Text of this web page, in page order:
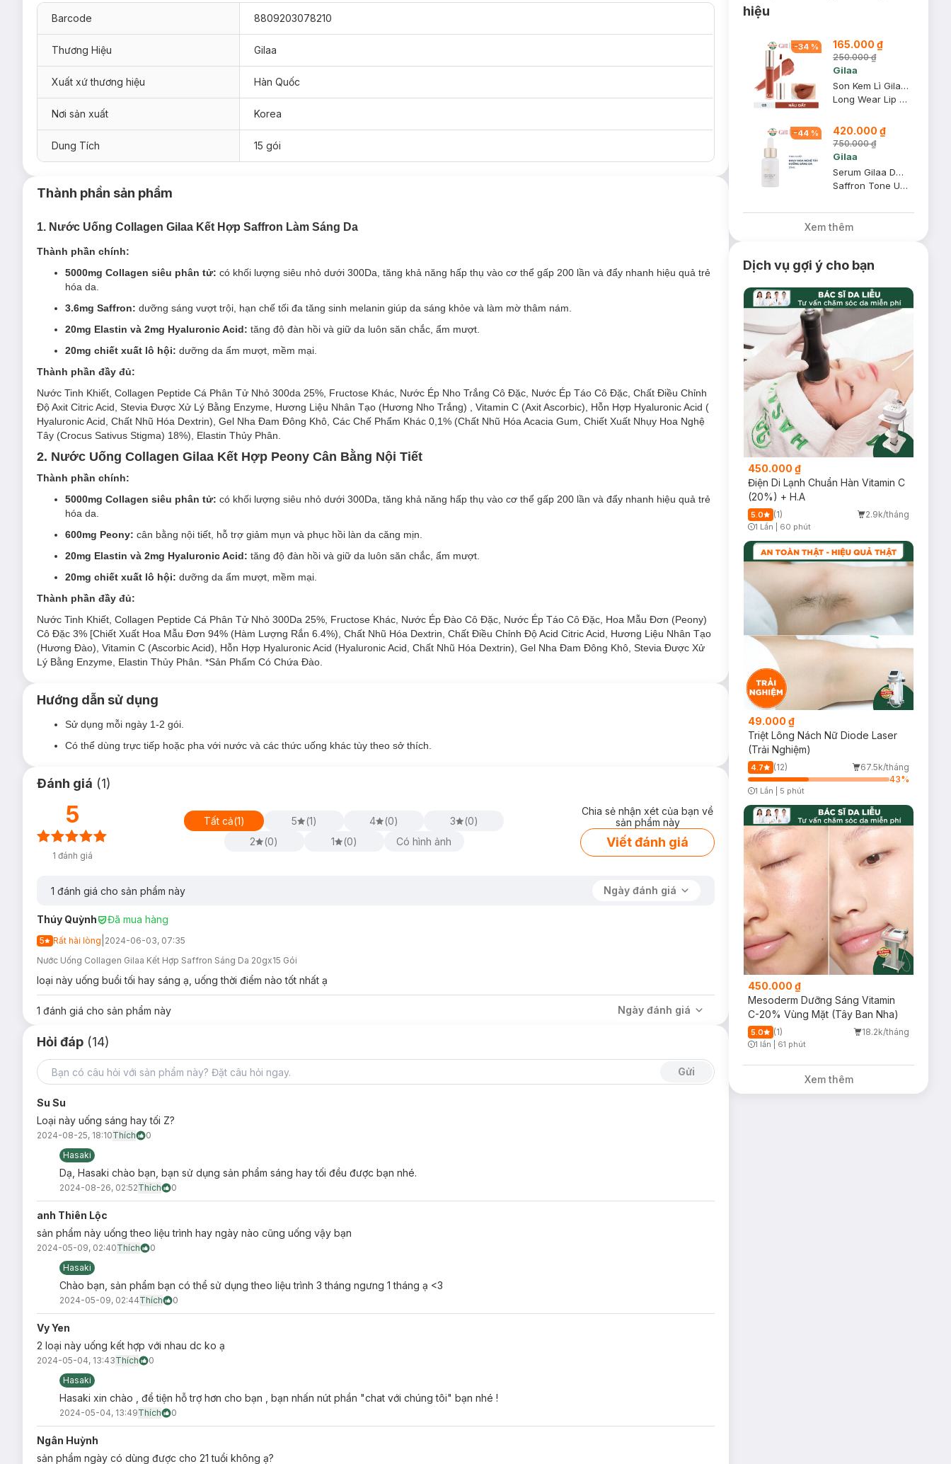
Ưu thế nổi bật:
5000mg Collagen siêu phân tửcó khối lượng siêu nhỏ dưới 300Da, tăng khả năng hấp thụ vào cơ thể gấp 200 lần và đẩy nhanh hiệu quả trẻ
hóa da.
3.6mg Saffron
20mg Elastin và 2mg Hyaluronic Acidtăng độ đàn hồi và giữ da luôn săn chắc, ẩm mượt.
20mg chiết xuất lô hộidưỡng da ẩm mượt, mềm mại.
Hương nho tươi mát, không tanh, dễ uống.
2. Nước Uống Collagen Gilaa Kết Hợp Peony Cân Bằng Nội Tiết
Nước Uống Collagen Gilaa 5K Bright Booster With Peonyáp dụng công nghệ hiện đại nhất hiện nay đó là thủy phân hoàn toàn để đưa Collagen
(từ cá) thành đơn vị nhỏ nhất chỉ từ 300Da trở xuống (nhỏ hơn 10 lần Collagen Peptide thông thường) nên có thể được hấp thụ vào cơ thể nhanh gấp
200 lần, mang lại hiệu quả nhanh và vượt trội hơn. Ngoài hàm lượng cao 5000mg Collagen Siêu Phân Tử, sản phẩm còn kết hợp thêm Elastin, HA và
Peony giúp đẩy nhanh quá trình trẻ hóa trẻ hóa, giúp da săn chắc, đàn hồi, điều hòa hormone, hỗ trợ giảm mụn, phục hồi căng mịn và cân bằng nội
tiết.
5000mg Collagen siêu phân tử
hóa da.
600mg Peony
cân bằng nội tiết, hỗ trợ giảm mụn và phục hồi làn da căng mịn.
20mg chiết xuất lô hội
Hương đào ngọt ngào, không tanh, dễ uống.
Bảo quản:
Nơi khô ráo thoáng mát.
Tránh ánh nắng trực tiếp, nơi có nhiệt độ cao hoặc ẩm ướt.
Đậy nắp kín sau khi sử dụng.
Thông số sản phẩm:
Dung tích:
15 Gói (20g/ Gói)
Xuất xứ thương hiệu:
Sản xuất tại:Hàn Quốc
Barcode 8809203078210
Thương Hiệu Gilaa
Xuất xứ thương hiệu Hàn Quốc
Nơi sản xuất Korea
Dung Tích 15 gói
Thành phần sản phẩm
1. Nước Uống Collagen Gilaa Kết Hợp Saffron Làm Sáng Da
Thành phần chính:
5000mg Collagen siêu phân tử: có khối lượng siêu nhỏ dưới 300Da, tăng khả năng hấp thụ vào cơ thể gấp 200 lần và đẩy nhanh hiệu quả trẻ
hóa da.
3.6mg Saffron: dưỡng sáng vượt trội, hạn chế tối đa tăng sinh melanin giúp da sáng khỏe và làm mờ thâm nám.
20mg Elastin và 2mg Hyaluronic Acid: tăng độ đàn hồi và giữ da luôn săn chắc, ẩm mượt.
20mg chiết xuất lô hội: dưỡng da ẩm mượt, mềm mại.
Thành phần đầy đủ:
Nước Tinh Khiết, Collagen Peptide Cá Phân Tử Nhỏ 300da 25%, Fructose Khác, Nước Ép Nho Trắng Cô Đặc, Nước Ép Táo Cô Đặc, Chất Điều Chỉnh
Độ Axit Citric Acid, Stevia Được Xử Lý Bằng Enzyme, Hương Liệu Nhân Tạo (Hương Nho Trắng) , Vitamin C (Axit Ascorbic), Hỗn Hợp Hyaluronic Acid (
Hyaluronic Acid, Chất Nhũ Hóa Dextrin), Gel Nha Đam Đông Khô, Các Chế Phẩm Khác 0,1% (Chất Nhũ Hóa Acacia Gum, Chiết Xuất Nhụy Hoa Nghệ
Tây (Crocus Sativus Stigma) 18%), Elastin Thủy Phân.
2. Nước Uống Collagen Gilaa Kết Hợp Peony Cân Bằng Nội Tiết
Thành phần chính:
5000mg Collagen siêu phân tử: có khối lượng siêu nhỏ dưới 300Da, tăng khả năng hấp thụ vào cơ thể gấp 200 lần và đẩy nhanh hiệu quả trẻ
hóa da.
600mg Peony: cân bằng nội tiết, hỗ trợ giảm mụn và phục hồi làn da căng mịn.
20mg Elastin và 2mg Hyaluronic Acid: tăng độ đàn hồi và giữ da luôn săn chắc, ẩm mượt.
20mg chiết xuất lô hội: dưỡng da ẩm mượt, mềm mại.
Thành phần đầy đủ:
Nước Tinh Khiết, Collagen Peptide Cá Phân Tử Nhỏ 300Da 25%, Fructose Khác, Nước Ép Đào Cô Đặc, Nước Ép Táo Cô Đặc, Hoa Mẫu Đơn (Peony)
Cô Đặc 3% [Chiết Xuất Hoa Mẫu Đơn 94% (Hàm Lượng Rắn 6.4%), Chất Nhũ Hóa Dextrin, Chất Điều Chỉnh Độ Acid Citric Acid, Hương Liệu Nhân Tạo
(Hương Đào), Vitamin C (Ascorbic Acid), Hỗn Hợp Hyaluronic Acid (Hyaluronic Acid, Chất Nhũ Hóa Dextrin), Gel Nha Đam Đông Khô, Stevia Được Xử
Lý Bằng Enzyme, Elastin Thủy Phân. *Sản Phẩm Có Chứa Đào.
Hướng dẫn sử dụng
Sử dụng mỗi ngày 1-2 gói.
Có thể dùng trực tiếp hoặc pha với nước và các thức uống khác tùy theo sở thích.
Đánh giá (1)
5
1 đánh giá
Tất cả(1) 5 (1) 4 (0) 3 (0)
2
(0) 1 (0) Có hình ảnh
Chia sẻ nhận xét của bạn về
sản phẩm này
Viết đánh giá
1 đánh giá cho sản phẩm này Ngày đánh giá
Thúy Quỳnh Đã mua hàng
5 Rất hài lòng 2024-06-03, 07:35
Nước Uống Collagen Gilaa Kết Hợp Saffron Sáng Da 20gx15 Gói
loại này uống buổi tối hay sáng ạ, uống thời điểm nào tốt nhất ạ
1 đánh giá cho sản phẩm này Ngày đánh giá
Hỏi đáp (14)
Gửi
Su Su
Loại này uống sáng hay tối Z?
2024-08-25, 18:10Thích
0
Hasaki
Dạ, Hasaki chào bạn, bạn sử dụng sản phẩm sáng hay tối đều được bạn nhé.
2024-08-26, 02:52Thích 0
anh Thiên Lộc
sản phẩm này uống theo liệu trình hay ngày nào cũng uống vậy bạn
2024-05-09, 02:40Thích
0
Hasaki
Chào bạn, sản phẩm bạn có thể sử dụng theo liệu trình 3 tháng ngưng 1 tháng ạ <3
2024-05-09, 02:44Thích 0
Vy Yen
2 loại này uống kết hợp với nhau dc ko ạ
2024-05-04, 13:43Thích
0
Hasaki
Hasaki xin chào , để tiện hỗ trợ hơn cho bạn , bạn nhấn nút phần "chat với chúng tôi" bạn nhé !
2024-05-04, 13:49Thích 0
Ngân Huỳnh
sản phẩm ngày có dùng được cho 21 tuổi không ạ?
hiệu
-34 % 165.000 ₫
250.000 ₫
Gilaa
Son Kem Lì Gilaa Thế Hệ Mới 03 Sunshine Day - Nâu Đất 5g
Long Wear Lip Cream
-44 % 420.000 ₫
750.000 ₫
Gilaa
Serum Gilaa Dưỡng Sáng Từ Nhụy Hoa Nghệ Tây 20ml
Saffron Tone Up Repair Serum
Xem thêm
Dịch vụ gợi ý cho bạn
450.000 ₫
Điện Di Lạnh Chuẩn Hàn Vitamin C
(20%) + H.A
5.0 (1) 2.9k/tháng
Timer Gray Icon
1 Lần 60 phút
49.000 ₫
Triệt Lông Nách Nữ Diode Laser
(Trải Nghiệm)
4.7 (12)
67.5k/tháng
43%
1 Lần 5 phút
450.000 ₫
Mesoderm Dưỡng Sáng Vitamin
C-20% Vùng Mặt (Tây Ban Nha)
5.0 (1) 18.2k/tháng
Timer Gray Icon
1 lần 61 phút
Xem thêm